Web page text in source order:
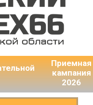
Приемная
кампания
2026